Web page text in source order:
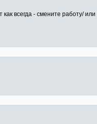
всегда - смените работу/